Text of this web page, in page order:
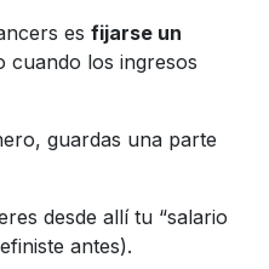
es fijarse un
cuando los ingresos
guardas una parte
desde allí tu “salario
antes).